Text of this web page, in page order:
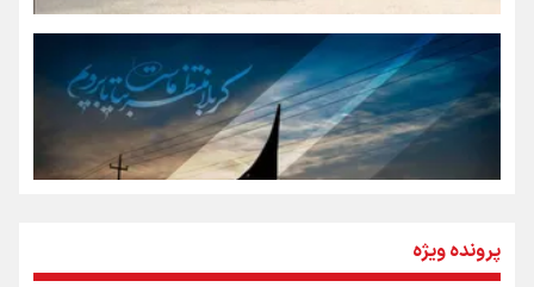
رسانه ملی و حق مردم برای شنیدن صدای رئیس‌جمهوری
روایت ایران از کنار مردم
پرونده ویژه